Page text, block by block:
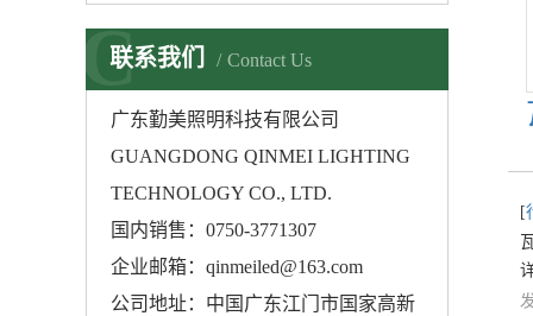
联系我们 Contact Us
C
广东勤美照明科技有限公司
GUANGDONG QINMEI LIGHTING
TECHNOLOGY CO., LTD.
国内销售：0750-3771307
企业邮箱：qinmeiled@163.com
公司地址：中国广东江门市国家高新
[